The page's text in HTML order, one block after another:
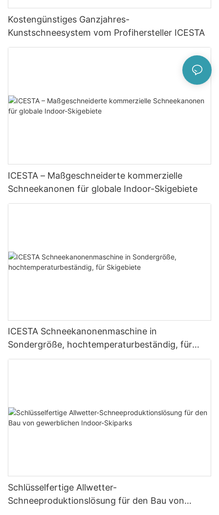
Kostengünstiges Ganzjahres-
Kunstschneesystem vom Profihersteller ICESTA
ICESTA – Maßgeschneiderte kommerzielle
Schneekanonen für globale Indoor-Skigebiete
ICESTA Schneekanonenmaschine in
Sondergröße, hochtemperaturbeständig, für
Skigebiete
Schlüsselfertige Allwetter-
Schneeproduktionslösung für den Bau von